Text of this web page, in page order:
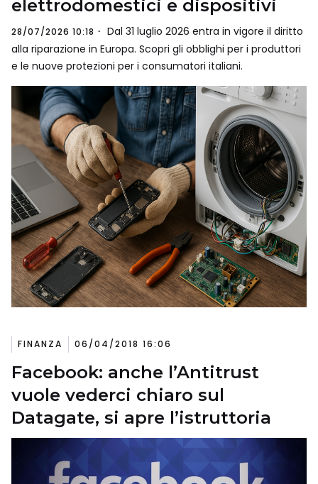
elettrodomestici e dispositivi
28/07/2026 10:18
Dal 31 luglio 2026 entra in vigore il diritto
alla riparazione in Europa. Scopri gli obblighi per i produttori
e le nuove protezioni per i consumatori italiani.
FINANZA 06/04/2018 16:06
Facebook: anche l’Antitrust
vuole vederci chiaro sul
Datagate, si apre l’istruttoria